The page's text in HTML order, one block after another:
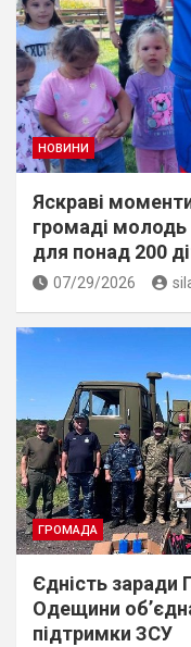
НОВИНИ
Яскраві
громаді молодь
для понад 200
07/29/2026
ГРОМАДА
Єдність заради
Одещини
підтримки ЗСУ